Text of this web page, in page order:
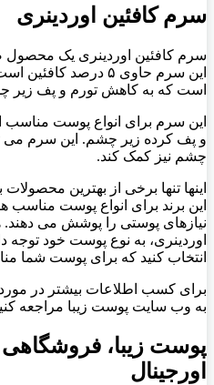
سرم کافئین اوردینری
سرم کافئین اوردینری یک
این سرم حاوی ۵ درصد
است که به کاهش تورم و پف زیر
این سرم برای انواع پوست
و پف کرده زیر چشم. این سرم می
چشم نیز کمک کند.
اینها تنها برخی از بهترین
این برند برای انواع پوست
نیازهای پوستی را پوشش می
اوردینری، به نوع پوست خود توجه
انتخاب کنید که برای پوست شما
برای کسب اطلاعات بیشتر در
به وب سایت پوست زیبا مراجعه
پوست زیبا،
اورجینال